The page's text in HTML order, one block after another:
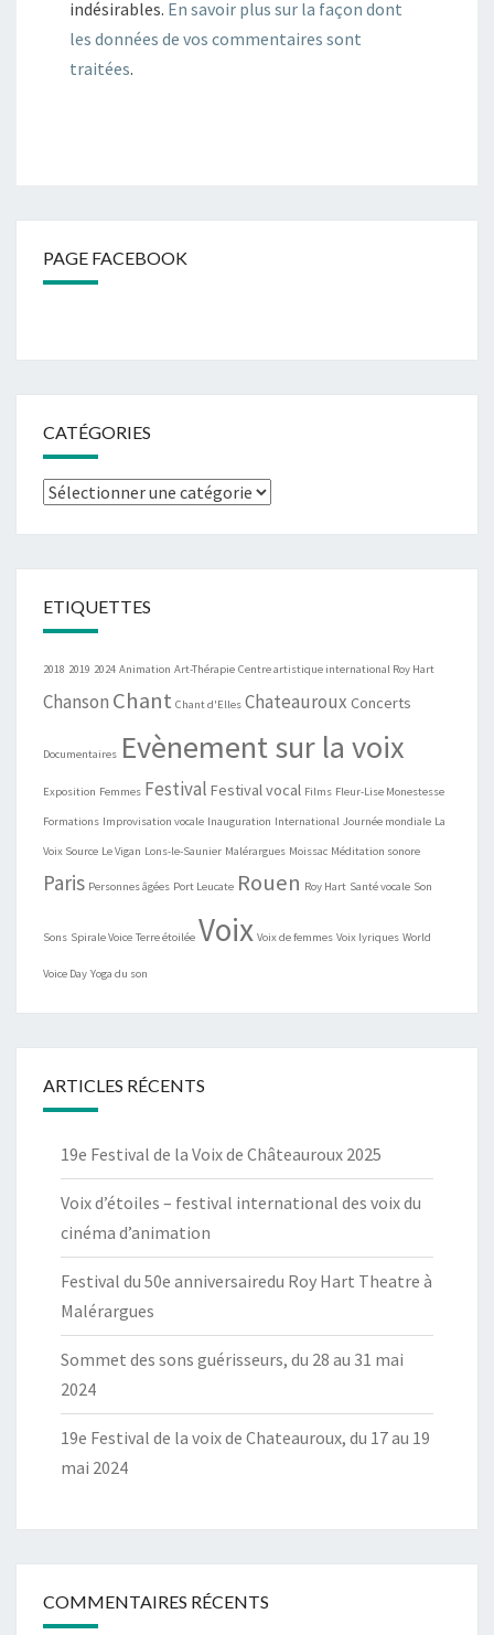
indésirables. En savoir plus sur la façon dont
les données de vos commentaires sont
traitées.
PAGE FACEBOOK
CATÉGORIES
Catégories
ETIQUETTES
2018 2019 2024 Animation Art-Thérapie Centre artistique international Roy Hart
Chanson Chant Chant d'Elles Chateauroux Concerts
Documentaires Evènement sur la voix
Exposition Femmes Festival Festival vocal Films Fleur-Lise Monestesse
Formations Improvisation vocale Inauguration International Journée mondiale La
Voix Source Le Vigan Lons-le-Saunier Malérargues Moissac Méditation sonore
Paris Personnes âgées Port Leucate Rouen Roy Hart Santé vocale Son
Sons Spirale Voice Terre étoilée Voix Voix de femmes Voix lyriques World
Voice Day Yoga du son
ARTICLES RÉCENTS
19e Festival de la Voix de Châteauroux 2025
Voix d’étoiles – festival international des voix du
cinéma d’animation
Festival du 50e anniversairedu Roy Hart Theatre à
Malérargues
Sommet des sons guérisseurs, du 28 au 31 mai
2024
19e Festival de la voix de Chateauroux, du 17 au 19
mai 2024
COMMENTAIRES RÉCENTS